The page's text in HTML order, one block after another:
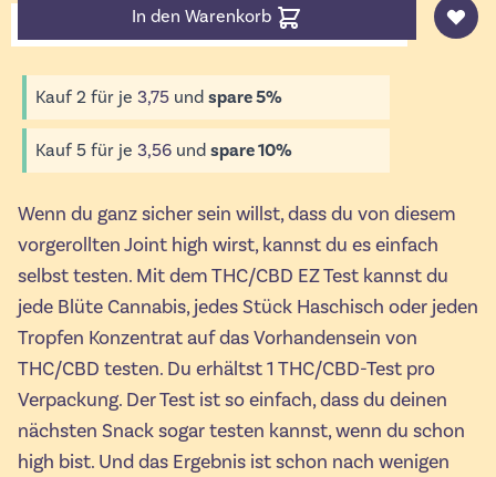
In den Warenkorb
Kauf 2 für je 3,75 und spare5%
Kauf 5 für je 3,56 und spare10%
Wenn du ganz sicher sein willst, dass du von diesem
vorgerollten Joint high wirst, kannst du es einfach
selbst testen. Mit dem THC/CBD EZ Test kannst du
jede Blüte Cannabis, jedes Stück Haschisch oder jeden
Tropfen Konzentrat auf das Vorhandensein von
THC/CBD testen. Du erhältst 1 THC/CBD-Test pro
Verpackung. Der Test ist so einfach, dass du deinen
nächsten Snack sogar testen kannst, wenn du schon
high bist. Und das Ergebnis ist schon nach wenigen